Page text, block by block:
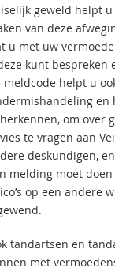
geweld helpt
van deze
u met uw
kunt bespreken
meldcode helpt u
om over
te vragen aan
deskundigen,
melding moet
op een andere
tandartsen en
met